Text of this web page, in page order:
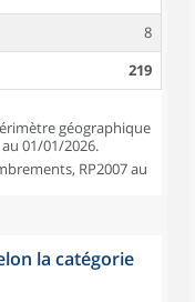
8
219
géographique
01/01/2026.
RP2007 au
la catégorie